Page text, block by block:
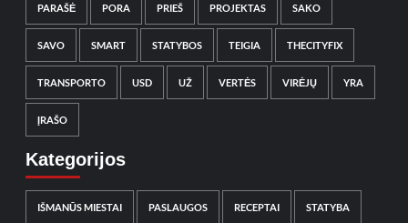
PARAŠĖ PORA PRIEŠ PROJEKTAS SAKO
SAVO SMART STATYBOS TEIGIA THECITYFIX
TRANSPORTO USD UŽ VERTĖS VIRĖJŲ YRA
ĮRAŠO
Kategorijos
IŠMANŪS MIESTAI PASLAUGOS RECEPTAI STATYBA